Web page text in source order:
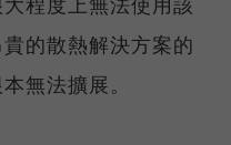
的散熱解決方案的
無法擴展。